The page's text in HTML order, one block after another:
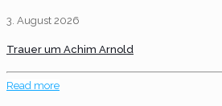
3. August 2026
Trauer um Achim Arnold
Read more